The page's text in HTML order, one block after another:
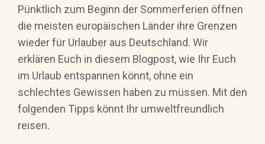
Pünktlich zum Beginn der Sommerferien öffnen
die meisten europäischen Länder ihre Grenzen
wieder für Urlauber aus Deutschland. Wir
erklären Euch in diesem Blogpost, wie Ihr Euch
im Urlaub entspannen könnt, ohne ein
schlechtes Gewissen haben zu müssen. Mit den
folgenden Tipps könnt Ihr umweltfreundlich
reisen.